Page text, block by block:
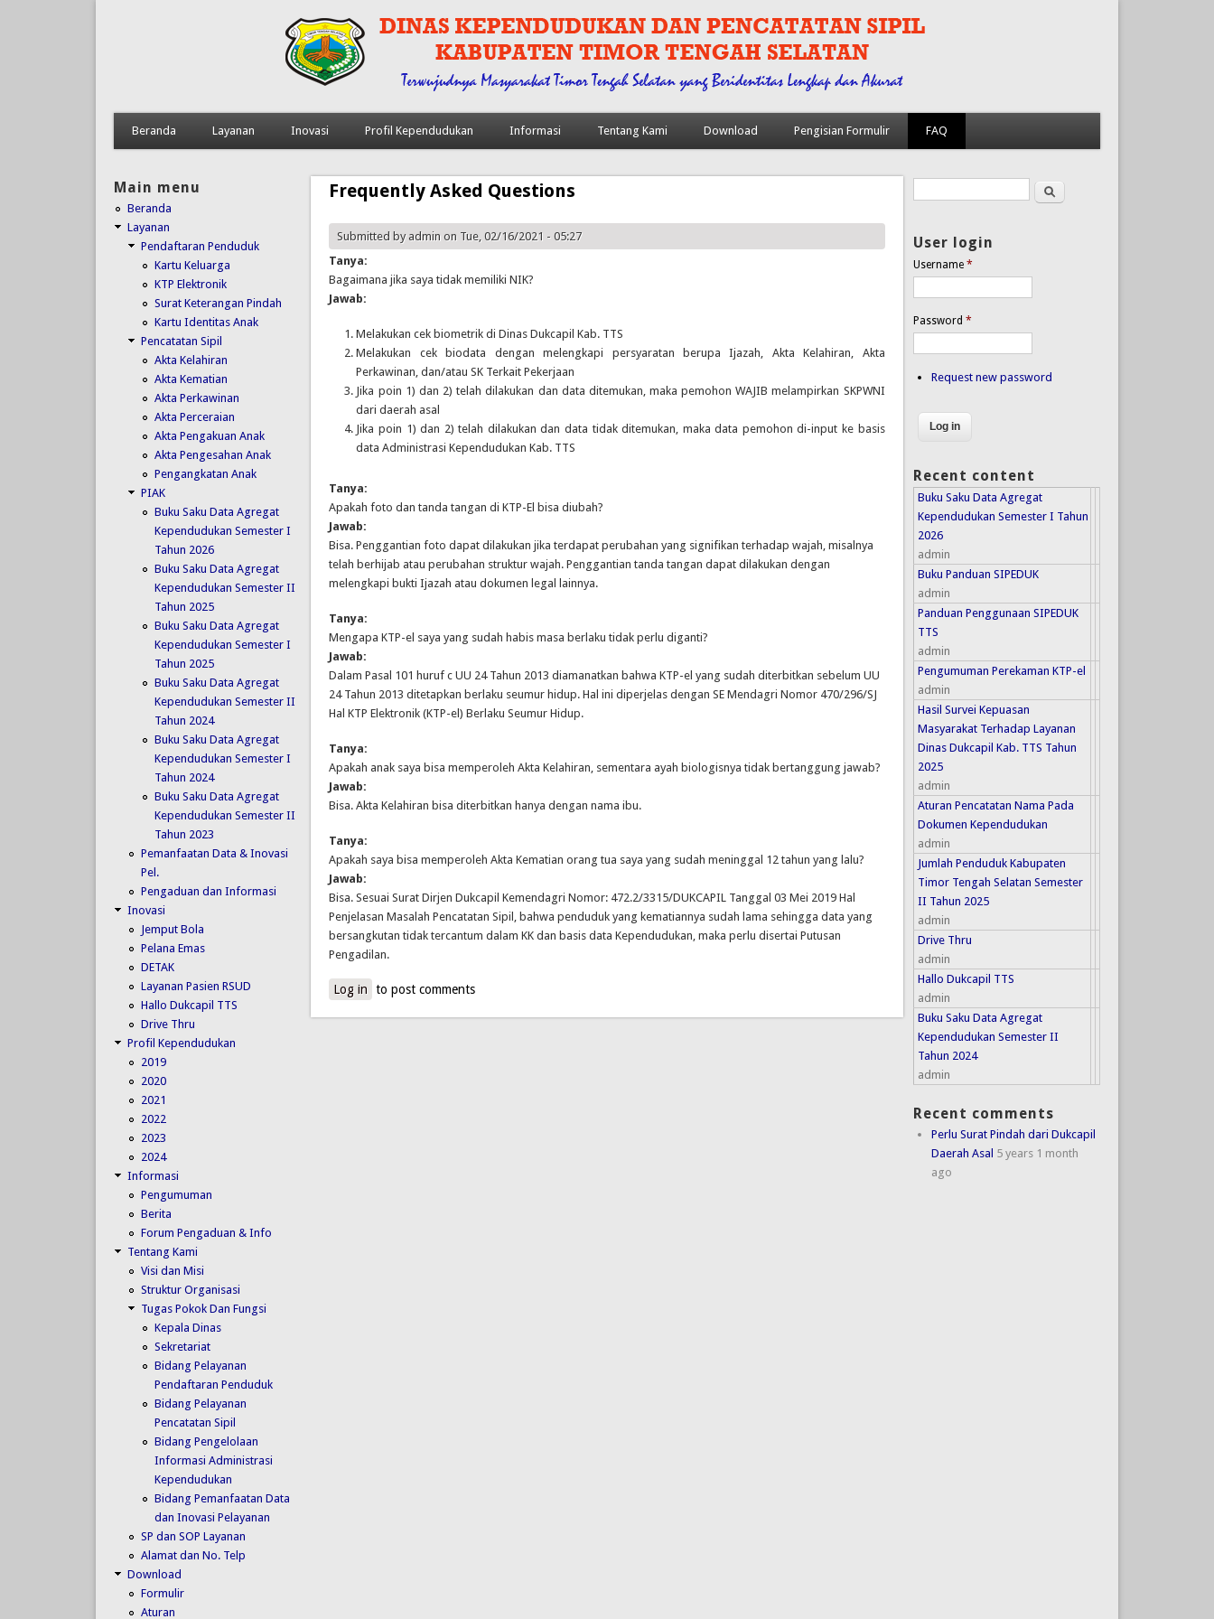
Beranda Layanan Inovasi Profil Kependudukan Informasi Tentang Kami Download Pengisian Formulir FAQ
Frequently Asked Questions
Submitted by admin on Tue, 02/16/2021 - 05:27
Tanya:
Bagaimana jika saya tidak memiliki NIK?
Jawab:
Melakukan cek biometrik di Dinas Dukcapil Kab. TTS
Melakukan cek biodata dengan melengkapi persyaratan berupa Ijazah, Akta Kelahiran, Akta
Perkawinan, dan/atau SK Terkait Pekerjaan
Jika poin 1) dan 2) telah dilakukan dan data ditemukan, maka pemohon WAJIB melampirkan SKPWNI
dari daerah asal
Jika poin 1) dan 2) telah dilakukan dan data tidak ditemukan, maka data pemohon di-input ke basis
data Administrasi Kependudukan Kab. TTS
Tanya:
Apakah foto dan tanda tangan di KTP-El bisa diubah?
Jawab:
Bisa. Penggantian foto dapat dilakukan jika terdapat perubahan yang signifikan terhadap wajah, misalnya
telah berhijab atau perubahan struktur wajah. Penggantian tanda tangan dapat dilakukan dengan
melengkapi bukti Ijazah atau dokumen legal lainnya.
Tanya:
Mengapa KTP-el saya yang sudah habis masa berlaku tidak perlu diganti?
Jawab:
Dalam Pasal 101 huruf c UU 24 Tahun 2013 diamanatkan bahwa KTP-el yang sudah diterbitkan sebelum UU
24 Tahun 2013 ditetapkan berlaku seumur hidup. Hal ini diperjelas dengan SE Mendagri Nomor 470/296/SJ
Hal KTP Elektronik (KTP-el) Berlaku Seumur Hidup.
Tanya:
Apakah anak saya bisa memperoleh Akta Kelahiran, sementara ayah biologisnya tidak bertanggung jawab?
Jawab:
Bisa. Akta Kelahiran bisa diterbitkan hanya dengan nama ibu.
Tanya:
Apakah saya bisa memperoleh Akta Kematian orang tua saya yang sudah meninggal 12 tahun yang lalu?
Jawab:
Bisa. Sesuai Surat Dirjen Dukcapil Kemendagri Nomor: 472.2/3315/DUKCAPIL Tanggal 03 Mei 2019 Hal
Penjelasan Masalah Pencatatan Sipil, bahwa penduduk yang kematiannya sudah lama sehingga data yang
bersangkutan tidak tercantum dalam KK dan basis data Kependudukan, maka perlu disertai Putusan
Pengadilan.
Log in to post comments
Main menu
Beranda
Layanan
Pendaftaran Penduduk
Kartu Keluarga
KTP Elektronik
Surat Keterangan Pindah
Kartu Identitas Anak
Pencatatan Sipil
Akta Kelahiran
Akta Kematian
Akta Perkawinan
Akta Perceraian
Akta Pengakuan Anak
Akta Pengesahan Anak
Pengangkatan Anak
PIAK
Buku Saku Data Agregat
Kependudukan Semester I
Tahun 2026
Buku Saku Data Agregat
Kependudukan Semester II
Tahun 2025
Buku Saku Data Agregat
Kependudukan Semester I
Tahun 2025
Buku Saku Data Agregat
Kependudukan Semester II
Tahun 2024
Buku Saku Data Agregat
Kependudukan Semester I
Tahun 2024
Buku Saku Data Agregat
Kependudukan Semester II
Tahun 2023
Pemanfaatan Data & Inovasi
Pel.
Pengaduan dan Informasi
Inovasi
Jemput Bola
Pelana Emas
DETAK
Layanan Pasien RSUD
Hallo Dukcapil TTS
Drive Thru
Profil Kependudukan
2019
2020
2021
2022
2023
2024
Informasi
Pengumuman
Berita
Forum Pengaduan & Info
Tentang Kami
Visi dan Misi
Struktur Organisasi
Tugas Pokok Dan Fungsi
Kepala Dinas
Sekretariat
Bidang Pelayanan
Pendaftaran Penduduk
Bidang Pelayanan
Pencatatan Sipil
Bidang Pengelolaan
Informasi Administrasi
Kependudukan
Bidang Pemanfaatan Data
dan Inovasi Pelayanan
SP dan SOP Layanan
Alamat dan No. Telp
Download
Formulir
Aturan
Search formSearch
User login
Username *
Password *
Request new password
Recent content
Buku Saku Data Agregat
Kependudukan Semester I Tahun
2026
admin
Buku Panduan SIPEDUK
admin
Panduan Penggunaan SIPEDUK
TTS
admin
Pengumuman Perekaman KTP-el
admin
Hasil Survei Kepuasan
Masyarakat Terhadap Layanan
Dinas Dukcapil Kab. TTS Tahun
2025
admin
Aturan Pencatatan Nama Pada
Dokumen Kependudukan
admin
Jumlah Penduduk Kabupaten
Timor Tengah Selatan Semester
II Tahun 2025
admin
Drive Thru
admin
Hallo Dukcapil TTS
admin
Buku Saku Data Agregat
Kependudukan Semester II
Tahun 2024
admin
Recent comments
Perlu Surat Pindah dari Dukcapil
Daerah Asal 5 years 1 month
ago